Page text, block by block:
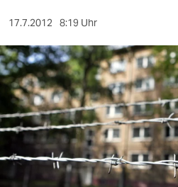
kultur
sport
berlin
nord
wahrheit
verlag
17.7.2012 8:19 Uhr